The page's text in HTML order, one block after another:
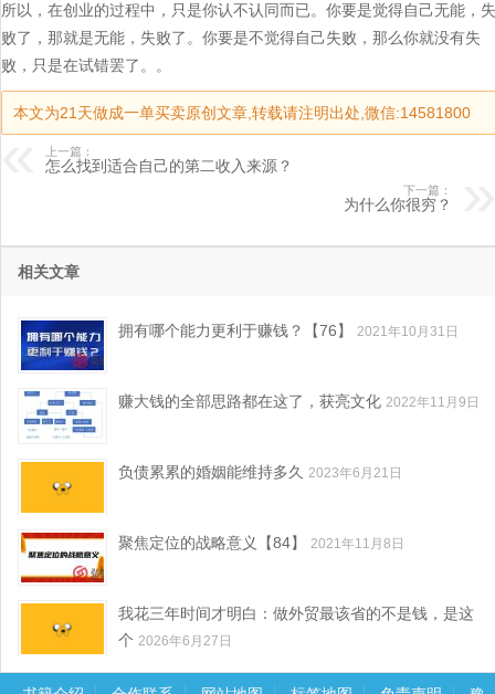
所以，在创业的过程中，只是你认不认同而已。你要是觉得自己无能，失
败了，那就是无能，失败了。你要是不觉得自己失败，那么你就没有失
败，只是在试错罢了。。
本文为21天做成一单买卖原创文章,转载请注明出处,微信:14581800
上一篇：
怎么找到适合自己的第二收入来源？
下一篇：
为什么你很穷？
相关文章
拥有哪个能力更利于赚钱？【76】 2021年10月31日
赚大钱的全部思路都在这了，获亮文化 2022年11月9日
负债累累的婚姻能维持多久 2023年6月21日
聚焦定位的战略意义【84】 2021年11月8日
我花三年时间才明白：做外贸最该省的不是钱，是这
个 2026年6月27日